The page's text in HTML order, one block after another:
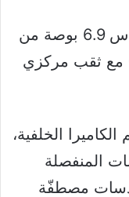
وسيأتي الهاتف بشاشة كبيرة مقاس 6.9 بوصة من
نوع QHD+ Dynamic AMOLED مع ثقب مركزي
الخلفية،
المنفصلة
مصطفّة